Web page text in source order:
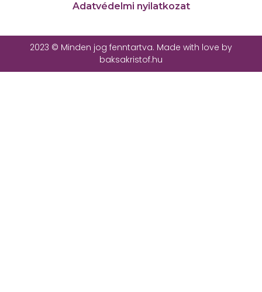
Adatvédelmi nyilatkozat
2023 © Minden jog fenntartva. Made with love by
baksakristof.hu